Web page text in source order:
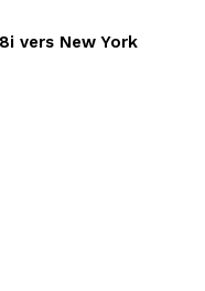
vers New York